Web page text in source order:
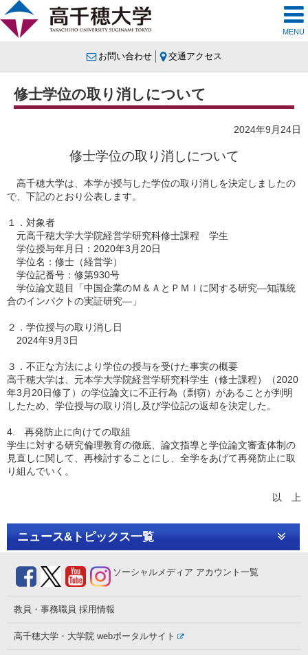
MENU
お問い合わせ 交通アクセス
ニュース&トピックス一覧
修士学位の取り消しについて
2024年9月24日
修士学位の取り消しについて
高千穂大学は、本学が授与した学位の取り消しを決定しましたの
で、下記のとおり公表します。
１．対象者
元高千穂大学大学院経営学研究科修士課程 学生
学位授与年月日：2020年3月20日
学位名：修士（経営学）
学位記番号：修第930号
学位論文題目「中国企業のＭ＆ＡとＰＭＩに関する研究―知識統
合のインパクトの実証研究―」
２．学位授与の取り消し日
2024年9月3日
３．不正な方法により学位の授与を受けた事実の概要
高千穂大学は、元本学大学院経営学研究科学生（修士課程）（2020
年3月20日修了）の学位論文に不正行為（剽窃）があることが判明
したため、学位授与の取り消し及び学位記の返却を決定した。
4. 再発防止に向けての取組
学生に対する研究倫理教育の徹底、論文指導と学位論文審査体制の
見直しに関して、再検討することにし、全学をあげて再発防止に取
り組んでいく。
以 上
ソーシャルメディア アカウント一覧
教員・事務職員 採用情報
高千穂大学・大学院 webポータルサイト